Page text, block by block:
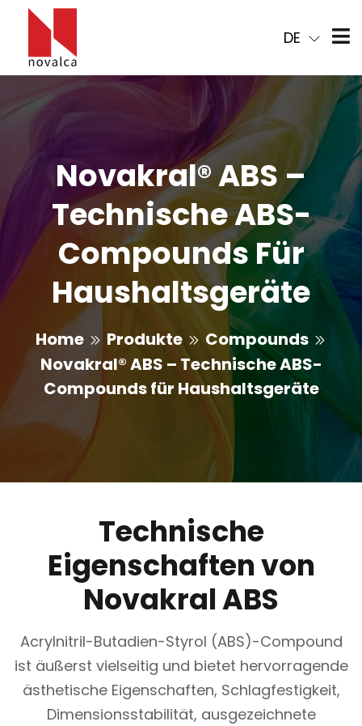
DE
Novakral® ABS –
Technische ABS-
Compounds Für
Haushaltsgeräte
Home Produkte
Compounds
Novakral® ABS – Technische ABS-
Compounds für Haushaltsgeräte
Technische
Eigenschaften von
Novakral ABS
Acrylnitril-Butadien-Styrol (ABS)-Compound
ist äußerst vielseitig und bietet hervorragende
ästhetische Eigenschaften, Schlagfestigkeit,
Dimensionsstabilität, ausgezeichnete